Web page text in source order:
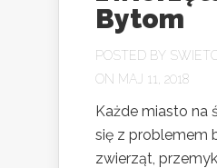
Bytom
POSTED BY
ON MAJ 11, 2018
Każde miasto na
się z problemem
zwierząt,